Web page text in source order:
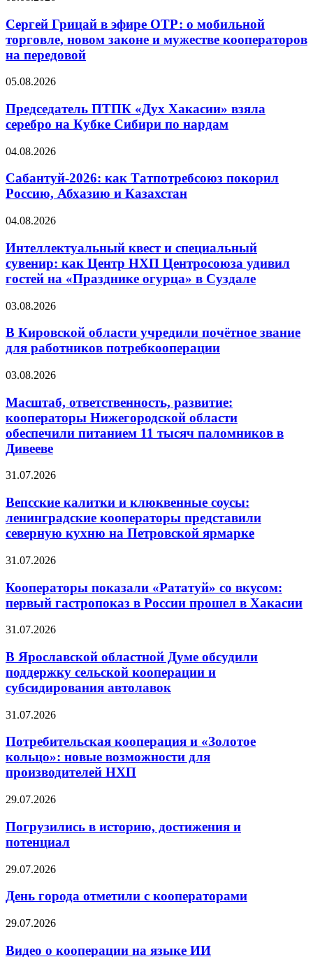
Сергей Грицай в эфире ОТР: о мобильной
торговле, новом законе и мужестве кооператоров
на передовой
05.08.2026
Председатель ПТПК «Дух Хакасии» взяла
серебро на Кубке Сибири по нардам
04.08.2026
Сабантуй-2026: как Татпотребсоюз покорил
Россию, Абхазию и Казахстан
04.08.2026
Интеллектуальный квест и специальный
сувенир: как Центр НХП Центросоюза удивил
гостей на «Празднике огурца» в Суздале
03.08.2026
В Кировской области учредили почётное звание
для работников потребкооперации
03.08.2026
Масштаб, ответственность, развитие:
кооператоры Нижегородской области
обеспечили питанием 11 тысяч паломников в
Дивееве
31.07.2026
Вепсские калитки и клюквенные соусы:
ленинградские кооператоры представили
северную кухню на Петровской ярмарке
31.07.2026
Кооператоры показали «Рататуй» со вкусом:
первый гастропоказ в России прошел в Хакасии
31.07.2026
В Ярославской областной Думе обсудили
поддержку сельской кооперации и
субсидирования автолавок
31.07.2026
Потребительская кооперация и «Золотое
кольцо»: новые возможности для
производителей НХП
29.07.2026
Погрузились в историю, достижения и
потенциал
29.07.2026
День города отметили с кооператорами
29.07.2026
Видео о кооперации на языке ИИ